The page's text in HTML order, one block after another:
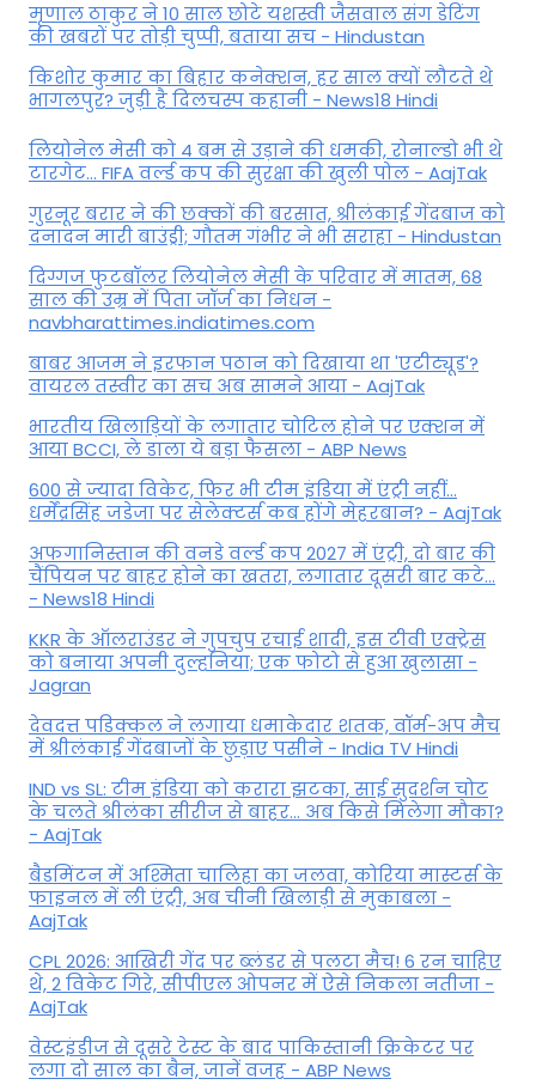
मृणाल ठाकुर ने 10 साल छोटे यशस्वी जैसवाल संग डेटिंग
की खबरों पर तोड़ी चुप्पी, बताया सच - Hindustan
किशोर कुमार का बिहार कनेक्शन, हर साल क्यों लौटते थे
भागलपुर? जुड़ी है दिलचस्प कहानी - News18 Hindi
ल‍ियोनेल मेसी को 4 बम से उड़ाने की धमकी, रोनाल्डो भी थे
टारगेट... FIFA वर्ल्ड कप की सुरक्षा की खुली पोल - AajTak
गुरनूर बरार ने की छक्कों की बरसात, श्रीलंकाई गेंदबाज को
दनादन मारी बाउंड्री; गौतम गंभीर ने भी सराहा - Hindustan
दिग्गज फुटबॉलर लियोनेल मेसी के परिवार में मातम, 68
साल की उम्र में पिता जॉर्ज का निधन -
navbharattimes.indiatimes.com
बाबर आजम ने इरफान पठान को दिखाया था 'एटीट्यूड'?
वायरल तस्वीर का सच अब सामने आया - AajTak
भारतीय खिलाड़ियों के लगातार चोटिल होने पर एक्शन में
आया BCCI, ले डाला ये बड़ा फैसला - ABP News
600 से ज्यादा विकेट, फिर भी टीम इंडिया में एंट्री नहीं...
धर्मेंद्रसिंह जडेजा पर सेलेक्टर्स कब होंगे मेहरबान? - AajTak
अफगानिस्तान की वनडे वर्ल्ड कप 2027 में एंट्री, दो बार की
चैंपियन पर बाहर होने का खतरा, लगातार दूसरी बार कटे...
- News18 Hindi
KKR के ऑलराउंडर ने गुपचुप रचाई शादी, इस टीवी एक्ट्रेस
को बनाया अपनी दुल्हनिया; एक फोटो से हुआ खुलासा -
Jagran
देवदत्त पडिक्कल ने लगाया धमाकेदार शतक, वॉर्म-अप मैच
में श्रीलंकाई गेंदबाजों के छुड़ाए पसीने - India TV Hindi
IND vs SL: टीम इंड‍िया को करारा झटका, साई सुदर्शन चोट
के चलते श्रीलंका सीरीज से बाहर... अब किसे म‍िलेगा मौका?
- AajTak
बैडमिंटन में अश्मिता चालिहा का जलवा, कोरिया मास्टर्स के
फाइनल में ली एंट्री, अब चीनी खिलाड़ी से मुकाबला -
AajTak
CPL 2026: आखिरी गेंद पर ब्लंडर से पलटा मैच! 6 रन चाहिए
थे, 2 विकेट गिरे, सीपीएल ओपनर में ऐसे न‍िकला नतीजा -
AajTak
वेस्टइंडीज से दूसरे टेस्ट के बाद पाकिस्तानी क्रिकेटर पर
लगा दो साल का बैन, जानें वजह - ABP News